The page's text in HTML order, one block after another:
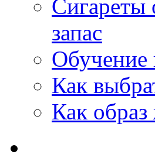
Сигареты
запас
Обучение
Как
Как образ